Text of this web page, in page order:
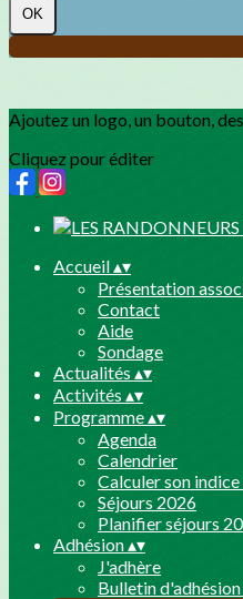
OK
Ajoutez un logo, un bouton,
Cliquez pour éditer
Accueil▴▾
Présentation
Contact
Aide
Sondage
Actualités ▴▾
Activités ▴▾
Programme▴▾
Agenda
Calendrier
Calculer son
Séjours 2026
Planifier séjours
Adhésion▴▾
J'adhère
Bulletin